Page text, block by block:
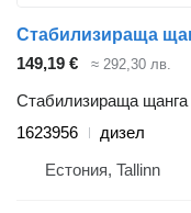
149,19 € ≈ 292,30 лв.
Стабилизираща щанга
1623956
дизел
Естония, Tallinn